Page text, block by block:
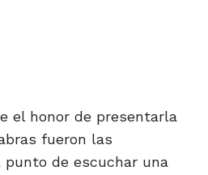
el honor de presentarla
fueron las
punto de escuchar una